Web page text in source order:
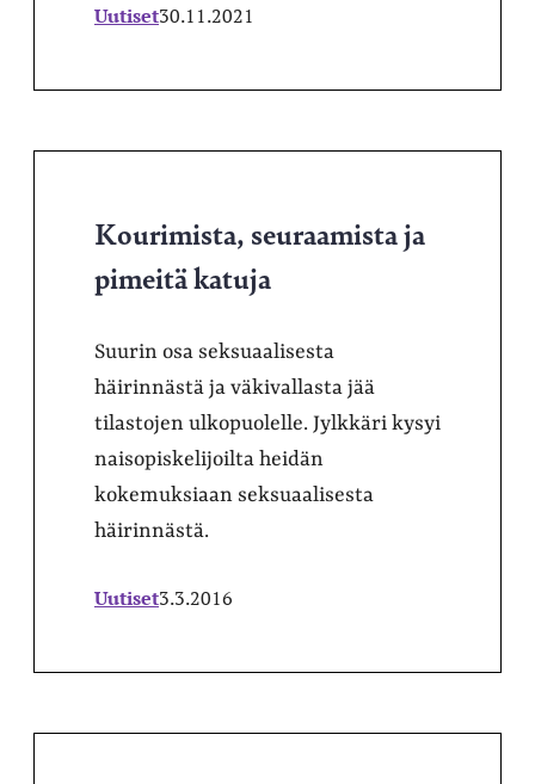
Uutiset30.11.2021
Kourimista, seuraamista ja
pimeitä katuja
Suurin osa seksuaalisesta
häirinnästä ja väkivallasta jää
tilastojen ulkopuolelle. Jylkkäri kysyi
naisopiskelijoilta heidän
kokemuksiaan seksuaalisesta
häirinnästä.
Uutiset3.3.2016